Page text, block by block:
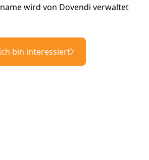
wird von Dovendi verwaltet
bin interessiert